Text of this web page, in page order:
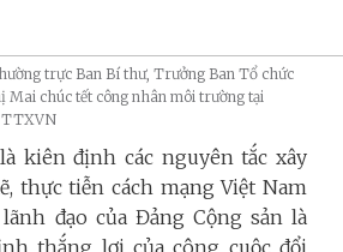
trực Ban Bí thư, Trưởng Ban Tổ chức
chúc tết công nhân môi trường tại
TTXVN
kiên định các nguyên tắc xây
thực tiễn cách mạng Việt Nam
đạo của Đảng Cộng sản là
thắng lợi của công cuộc đổi